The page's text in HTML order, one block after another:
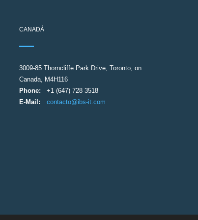
CANADÁ
3009-85 Thorncliffe Park Drive, Toronto, on
Canada, M4H116​
Phone:
+1 (647) 728 3518
E-Mail:
contacto@ibs-it.com